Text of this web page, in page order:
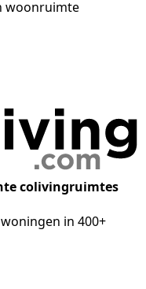
colivingruimtes
in 400+